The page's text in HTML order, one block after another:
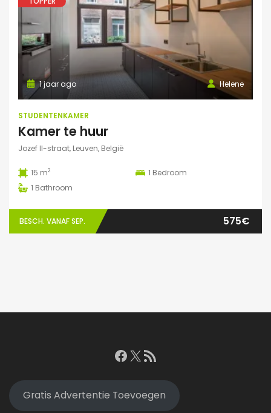
Helene
1 jaar ago
STUDENTENKAMER
Kamer te huur
Jozef II-straat, Leuven, België
15 m2 1 Bedroom
1 Bathroom
BESCH. VANAF SEP. 575€
Facebook
X RSS feed
Gratis Advertentie Toevoegen